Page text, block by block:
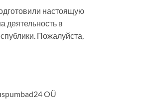
настоящую
деятельность в
Пожалуйста,
OÜ